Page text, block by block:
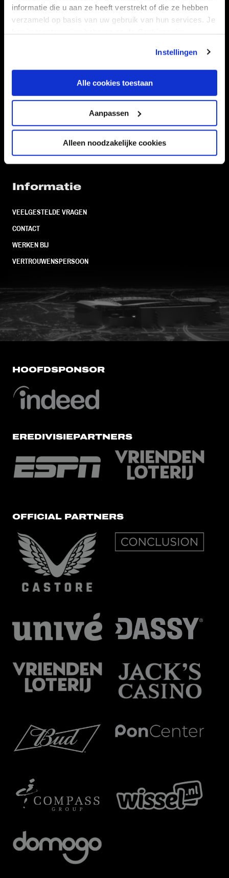
informatie die u aan ze heeft verstrekt of die ze hebben
verzameld op basis van uw gebruik van hun services. Je
kan je toestemming beheren op de Cookiepagina.
Instellingen
Alle cookies toestaan
Aanpassen
Alleen noodzakelijke cookies
Volg ons ook via
STADION
BUSINESS
Informatie
VEELGESTELDE VRAGEN
CONTACT
WERKEN BIJ
VERTROUWENSPERSOON
FC Utrecht<br>vanuit<br>het
HOOFDSPONSOR
EREDIVISIEPARTNERS
OFFICIAL PARTNERS